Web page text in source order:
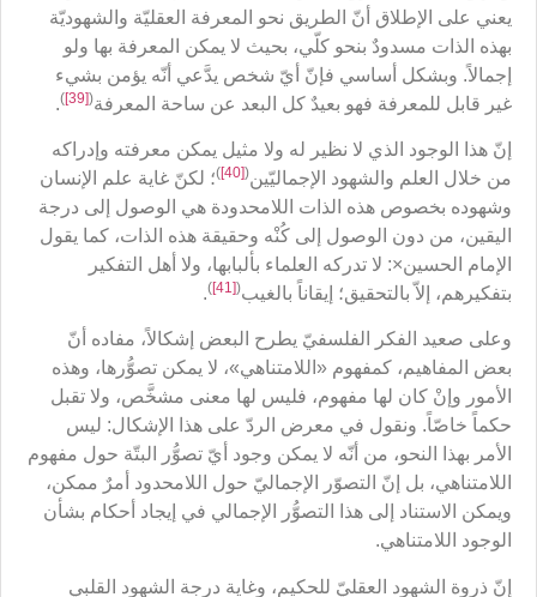
يعني على الإطلاق أنّ الطريق نحو المعرفة العقليّة والشهوديّة
بهذه الذات مسدودٌ بنحو كلّي، بحيث لا يمكن المعرفة بها ولو
إجمالاً. وبشكل أساسي فإنّ أيّ شخص يدَّعي أنّه يؤمن بشيء
غير قابل للمعرفة فهو بعيدٌ كل البعد عن ساحة المعرفة(
[39]
)
.
إنّ هذا الوجود الذي لا نظير له ولا مثيل يمكن معرفته وإدراكه
من خلال العلم والشهود الإجماليّين(
[40]
)؛ لكنّ غاية علم الإنسان
وشهوده بخصوص هذه الذات اللامحدودة هي الوصول إلى درجة
اليقين، من دون الوصول إلى كُنْه وحقيقة هذه الذات، كما يقول
الإمام الحسين×: لا تدركه العلماء بألبابها، ولا أهل التفكير
بتفكيرهم، إلاّ بالتحقيق؛ إيقاناً بالغيب(
[41]
)
.
وعلى صعيد الفكر الفلسفيّ يطرح البعض إشكالاً، مفاده أنّ
بعض المفاهيم، كمفهوم «اللامتناهي»، لا يمكن تصوُّرها، وهذه
الأمور وإنْ كان لها مفهوم، فليس لها معنى مشخَّص، ولا تقبل
حكماً خاصّاً. ونقول في معرض الردّ على هذا الإشكال: ليس
الأمر بهذا النحو، من أنّه لا يمكن وجود أيّ تصوُّر البتّة حول مفهوم
اللامتناهي، بل إنّ التصوّر الإجماليّ حول اللامحدود أمرٌ ممكن،
ويمكن الاستناد إلى هذا التصوُّر الإجمالي في إيجاد أحكام بشأن
الوجود اللامتناهي.
إنّ ذروة الشهود العقليّ للحكيم، وغاية درجة الشهود القلبي